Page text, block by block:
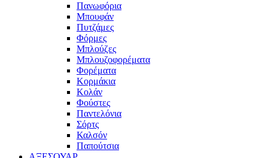
Πανωφόρια
Μπουφάν
Πυτζάμες
Φόρμες
Μπλούζες
Μπλουζοφορέματα
Φορέματα
Κορμάκια
Κολάν
Φούστες
Παντελόνια
Σόρτς
Καλσόν
Παπούτσια